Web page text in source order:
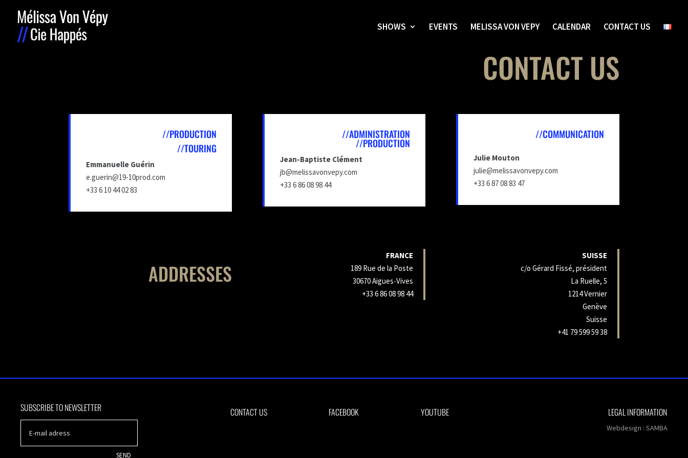
SHOWS EVENTS MELISSA VON VEPY CALENDAR CONTACT US
CONTACT US
//PRODUCTION
//TOURING
Emmanuelle Guérin
e.guerin@19-10prod.com
+33 6 10 44 02 83
//ADMINISTRATION
//PRODUCTION
Jean-Baptiste Clément
jb@melissavonvepy.com
+33 6 86 08 98 44
//COMMUNICATION
Julie Mouton
julie@melissavonvepy.com
+33 6 87 08 83 47
ADDRESSES
FRANCE
189 Rue de la Poste
30670 Aigues-Vives
+33 6 86 08 98 44
SUISSE
c/o Gérard Fissé, président
La Ruelle, 5
1214 Vernier
Genève
Suisse
+41 79 599 59 38
SUBSCRIBE TO NEWSLETTER
SEND
CONTACT US FACEBOOK YOUTUBE LEGAL INFORMATION
Webdesign : SAMBA